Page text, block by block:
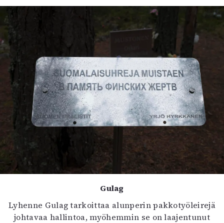
Gulag
Lyhenne Gulag tarkoittaa alunperin pakkotyöleirejä
johtavaa hallintoa, myöhemmin se on laajentunut